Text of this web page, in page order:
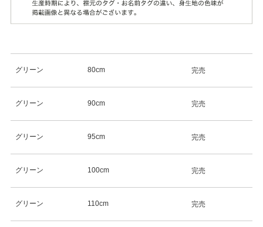
グリーン 80cm 完売
グリーン 90cm 完売
グリーン 95cm 完売
グリーン 100cm 完売
グリーン 110cm 完売